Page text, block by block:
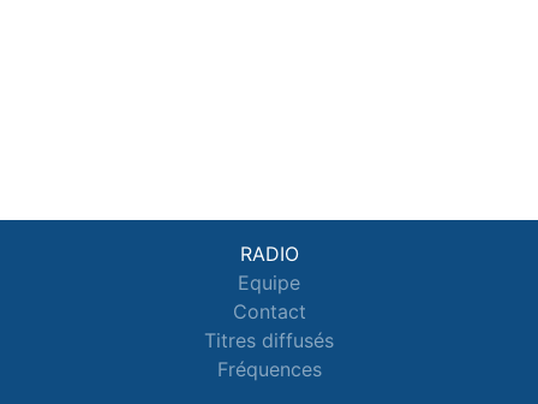
RADIO
Equipe
Contact
Titres diffusés
Fréquences